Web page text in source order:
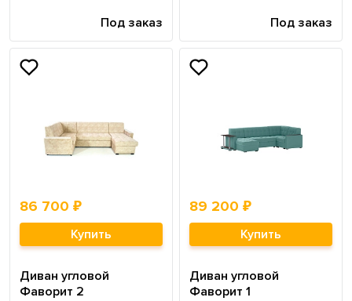
Под заказ Под заказ
86 700 ₽
Купить
Диван угловой
Фаворит 2
89 200 ₽
Купить
Диван угловой
Фаворит 1